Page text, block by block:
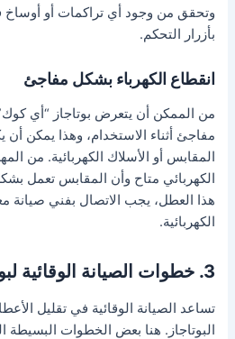
وتحقق من وجود أي تراكمات أو أوساخ
بأزرار التحكم.
انقطاع الكهرباء بشكل مفاجئ
من الممكن أن يتعرض بوتاجاز “أي
مفاجئ أثناء الاستخدام، وهذا يمكن
المقابس أو الأسلاك الكهربائية. من
الكهربائي متاح وأن المقابس تعمل
هذا العطل، يجب الاتصال بفني صيانة
الكهربائية.
3. خطوات الصيانة الوقائية لبوتاجاز أي كوك
تساعد الصيانة الوقائية في تقليل
البوتاجاز. هنا بعض الخطوات البسيطة